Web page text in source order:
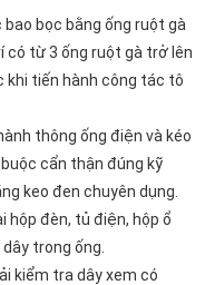
bọc bằng ống ruột gà
có từ 3 ống ruột gà trở lên
tiến hành công tác tô
thông ống điện và kéo
cẩn thận đúng kỹ
keo đen chuyên dụng.
hộp đèn, tủ điện, hộp ổ
trong ống.
kiểm tra dây xem có